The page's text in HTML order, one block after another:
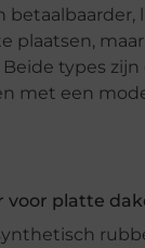
betaalbaarder,
plaatsen,
types
met een
voor platte